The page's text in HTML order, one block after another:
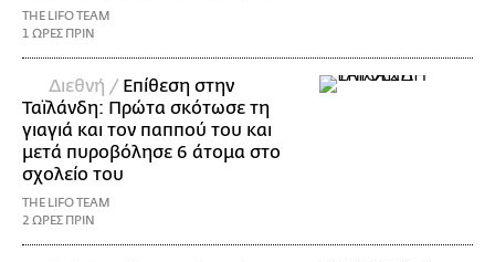
THE LIFO TEAM
1 ΩΡΕΣ ΠΡΙΝ
Διεθνή / Επίθεση στην
Ταϊλάνδη: Πρώτα σκότωσε τη
γιαγιά και τον παππού του και
μετά πυροβόλησε 6 άτομα στο
σχολείο του
THE LIFO TEAM
2 ΩΡΕΣ ΠΡΙΝ